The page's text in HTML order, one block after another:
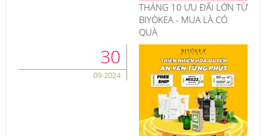
THÁNG 10 ƯU ĐÃI LỚN TỪ
BIYÒKEA - MUA LÀ CÓ
QUÀ
30
09-2024